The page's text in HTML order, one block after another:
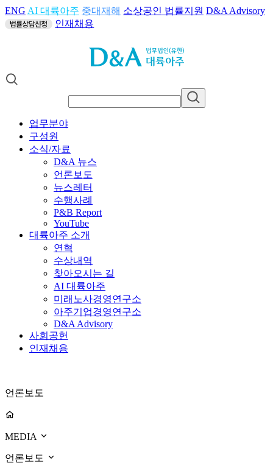
ENG AI 대륙아주 중대재해 소상공인 법률지원 D&A Advisory
인재채용
업무분야
구성원
소식/자료
D&A 뉴스
언론보도
뉴스레터
수행사례
P&B Report
YouTube
대륙아주 소개
연혁
수상내역
찾아오시는 길
AI 대륙아주
미래노사경영연구소
아주기업경영연구소
D&A Advisory
사회공헌
인재채용
언론보도
MEDIA
언론보도